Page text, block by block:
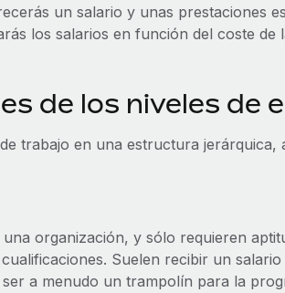
un salario y unas prestaciones
los salarios en función del coste de
de los niveles de
trabajo en una estructura jerárquica,
organización, y sólo requieren
Suelen recibir un salario
a menudo un trampolín para la